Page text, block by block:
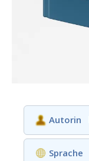
Autorin
Sprache